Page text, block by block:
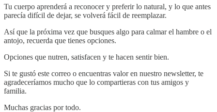
Tu cuerpo aprenderá a reconocer y preferir lo natural, y lo que antes
parecía difícil de dejar, se volverá fácil de reemplazar.
Así que la próxima vez que busques algo para calmar el hambre o el
antojo, recuerda que tienes opciones.
Opciones que nutren, satisfacen y te hacen sentir bien.
Si te gustó este correo o encuentras valor en nuestro newsletter, te
agradeceríamos mucho que lo compartieras con tus amigos y
familia.
Muchas gracias por todo.